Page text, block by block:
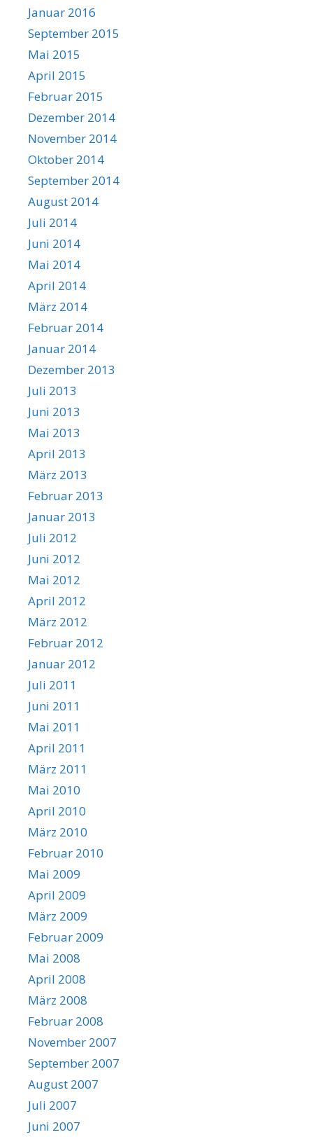
Januar 2016
September 2015
Mai 2015
April 2015
Februar 2015
Dezember 2014
November 2014
Oktober 2014
September 2014
August 2014
Juli 2014
Juni 2014
Mai 2014
April 2014
März 2014
Februar 2014
Januar 2014
Dezember 2013
Juli 2013
Juni 2013
Mai 2013
April 2013
März 2013
Februar 2013
Januar 2013
Juli 2012
Juni 2012
Mai 2012
April 2012
März 2012
Februar 2012
Januar 2012
Juli 2011
Juni 2011
Mai 2011
April 2011
März 2011
Mai 2010
April 2010
März 2010
Februar 2010
Mai 2009
April 2009
März 2009
Februar 2009
Mai 2008
April 2008
März 2008
Februar 2008
November 2007
September 2007
August 2007
Juli 2007
Juni 2007